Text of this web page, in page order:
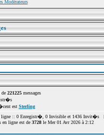
Modérateurs
de 221225messages
est Sterling
ligne :: 0 Enregistr�, 0 Invisible et 1436 Invit�s
en ligne est de 3728le Mer 01 Avr 2026 à 2:12